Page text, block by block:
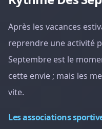
Après les vacances
reprendre une activité
Septembre est le
cette envie ; mais les
vite.
Les associations